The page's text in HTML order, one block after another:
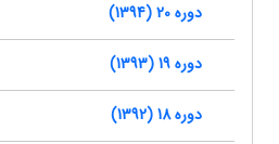
دوره 20 (1394)
دوره 19 (1393)
دوره 18 (1392)